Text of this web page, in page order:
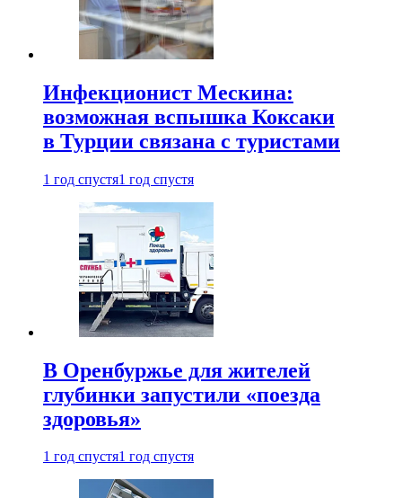
Инфекционист Мескина:
возможная вспышка Коксаки
в Турции связана с туристами
1 год спустя1 год спустя
В Оренбуржье для жителей
глубинки запустили «поезда
здоровья»
1 год спустя1 год спустя